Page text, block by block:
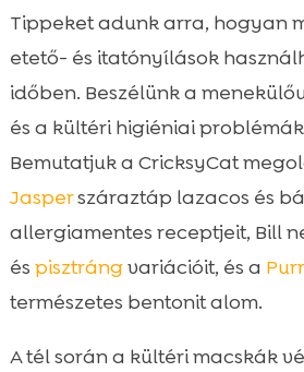
Összefoglaló
Tippeket adunk arra, hogyan
etető- és itatónyílások
időben. Beszélünk a
és a kültéri higiéniai
Bemutatjuk a CricksyCat
Jasperszáraztáp lazacos és
allergiamentes receptjeit, Bill
és pisztrángvariációit, és a
természetes bentonit alom.
A tél során a kültéri macskák